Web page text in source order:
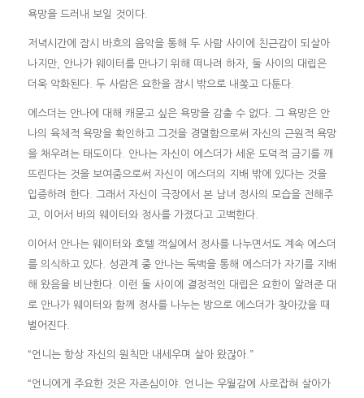
욕망을 드러내 보일 것이다.
저녁시간에 잠시 바흐의 음악을 통해 두 사람 사이에 친근감이 되살아
나지만, 안나가 웨이터를 만나기 위해 떠나려 하자, 둘 사이의 대립은
더욱 악화된다. 두 사람은 요한을 잠시 밖으로 내쫒고 다툰다.
에스더는 안나에 대해 캐묻고 싶은 욕망을 감출 수 없다. 그 욕망은 안
나의 육체적 욕망을 확인하고 그것을 경멸함으로써 자신의 근원적 욕망
을 채우려는 태도이다. 안나는 자신이 에스더가 세운 도덕적 금기를 깨
뜨린다는 것을 보여줌으로써 자신이 에스더의 지배 밖에 있다는 것을
입증하려 한다. 그래서 자신이 극장에서 본 남녀 정사의 모습을 전해주
고, 이어서 바의 웨이터와 정사를 가졌다고 고백한다.
이어서 안나는 웨이터와 호텔 객실에서 정사를 나누면서도 계속 에스더
를 의식하고 있다. 성관계 중 안나는 독백을 통해 에스더가 자기를 지배
해 왔음을 비난한다. 이런 둘 사이에 결정적인 대립은 요한이 알려준 대
로 안나가 웨이터와 함께 정사를 나누는 방으로 에스더가 찾아갔을 때
벌어진다.
“언니는 항상 자신의 원칙만 내세우며 살아 왔잖아.”
“언니에게 주요한 것은 자존심이야. 언니는 우월감에 사로잡혀 살아가